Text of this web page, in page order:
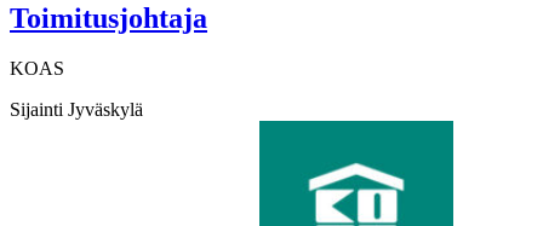
Toimitusjohtaja
KOAS
Sijainti Jyväskylä